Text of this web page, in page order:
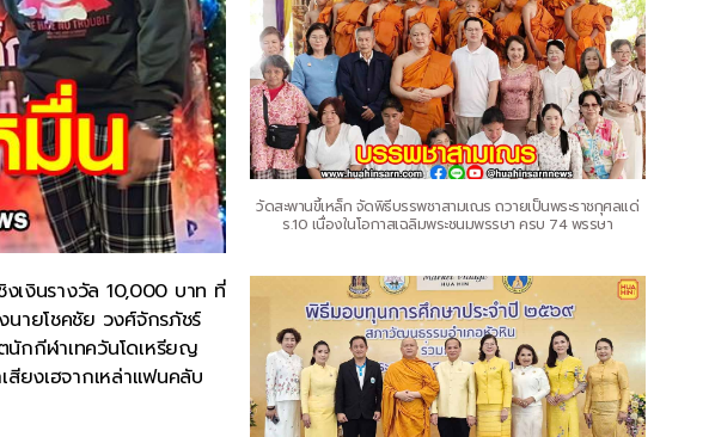
เงินรางวัล 10,000 บาท ที่
นายโชคชัย วงศ์จักรภัชร์
นักกีฬาเทควันโดเหรียญ
สียงเฮจากเหล่าแฟนคลับ
วัดสะพานขี้เหล็ก จัดพิธีบรรพชาสามเณร ถวายเป็นพระราชกุศลแด่
ร.10 เนื่องในโอกาสเฉลิมพระชนมพรรษา ครบ 74 พรรษา